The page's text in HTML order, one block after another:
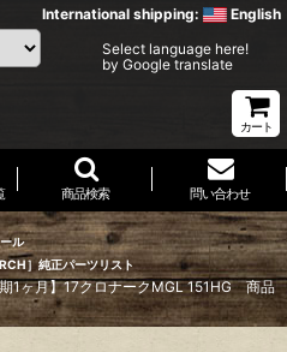
International shipping: English
Select language here!
by Google translate
カート
商品検索 問い合わせ
ル
］純正パーツリスト
1ヶ月】17クロナークMGL 151HG 商品